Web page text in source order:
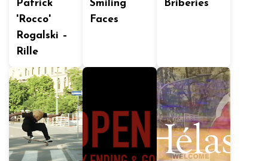
Patrick
'Rocco'
Rogalski –
Rille
Smiling
Faces
Briberies